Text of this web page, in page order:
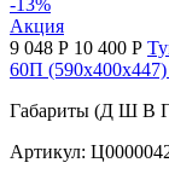
-13%
Акция
9 048 Р 10 400 Р
60П
Габариты (Д Ш В
Артикул: